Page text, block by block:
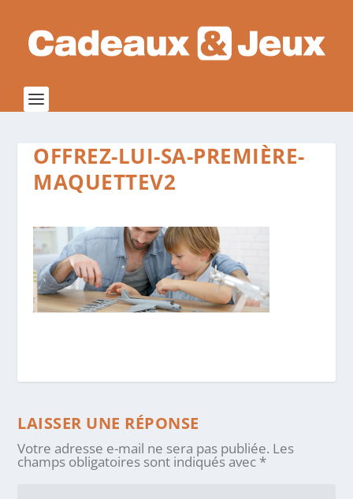
OFFREZ-LUI-SA-PREMIÈRE-
MAQUETTEV2
LAISSER UNE RÉPONSE
Votre adresse e-mail ne sera pas publiée. Les
champs obligatoires sont indiqués avec *